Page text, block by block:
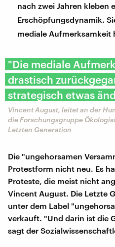
nach zwei Jahren kleben
Erschöpfungsdynamik.
mediale Aufmerksamkeit
"Die mediale
drastisch
strategisch etwas
Vincent August, leitet an der
die Forschungsgruppe
Letzten Generation
Die "ungehorsamen
Protestform nicht neu. Es
Proteste, die meist nicht
Vincent August. Die Letzte
unter dem Label
verkauft. "Und darin ist die
sagt der